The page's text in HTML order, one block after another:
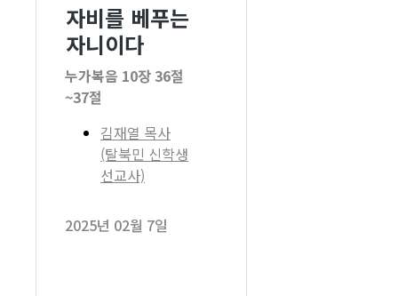
자비를 베푸는
자니이다
누가복음 10장 36절
~37절
김재열 목사
(탈북민 신학생
선교사)
2025년 02월 7일